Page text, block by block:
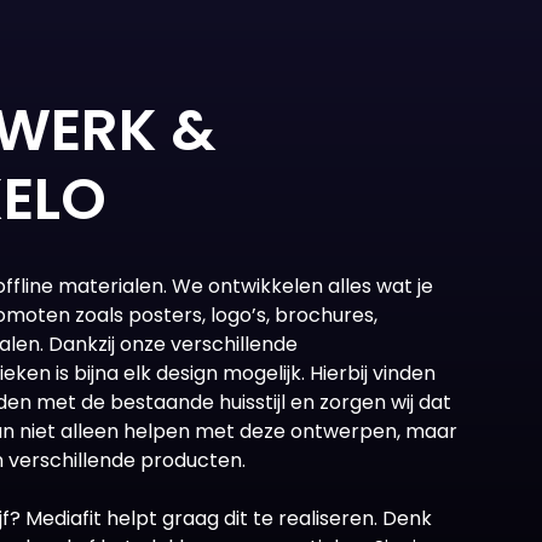
&
materialen. We ontwikkelen alles wat je
zoals posters, logo’s, brochures,
Dankzij onze verschillende
is bijna elk design mogelijk. Hierbij vinden
met de bestaande huisstijl en zorgen wij dat
niet alleen helpen met deze ontwerpen, maar
verschillende producten.
Mediafit helpt graag dit te realiseren. Denk